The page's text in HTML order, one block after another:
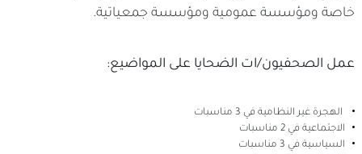
خاصة ومؤسسة عمومية ومؤسسة جمعياتية.
عمل الصحفيون/ات الضحايا على المواضيع:
الهجرة غير النظامية في 3 مناسبات
الاجتماعية في 2 مناسبات
السياسية في 3 مناسبات